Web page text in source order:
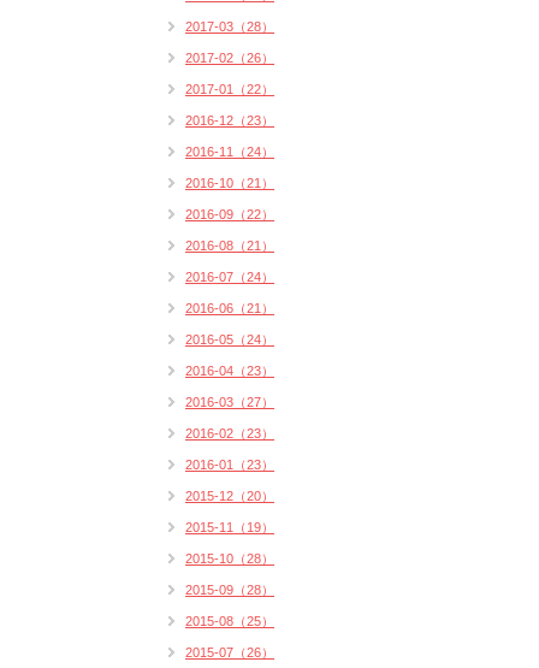
2017-03（28）
2017-02（26）
2017-01（22）
2016-12（23）
2016-11（24）
2016-10（21）
2016-09（22）
2016-08（21）
2016-07（24）
2016-06（21）
2016-05（24）
2016-04（23）
2016-03（27）
2016-02（23）
2016-01（23）
2015-12（20）
2015-11（19）
2015-10（28）
2015-09（28）
2015-08（25）
2015-07（26）